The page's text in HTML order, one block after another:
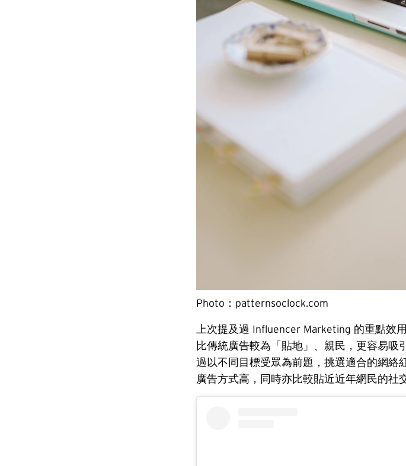
Photo：patternsoclock.com
上次提及過 Influencer Marketing 的重點效
比傳統廣告較為「貼地」、親民，更容易吸
過以不同目標受眾為前題，挑選適合的網絡
廣告方式高，同時亦比較貼近近年網民的社